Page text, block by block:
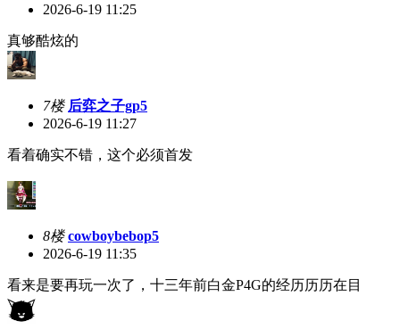
2026-6-19 11:25
真够酷炫的
7楼 后弈之子gp5
2026-6-19 11:27
看着确实不错，这个必须首发
8楼 cowboybebop5
2026-6-19 11:35
看来是要再玩一次了，十三年前白金P4G的经历历历在目